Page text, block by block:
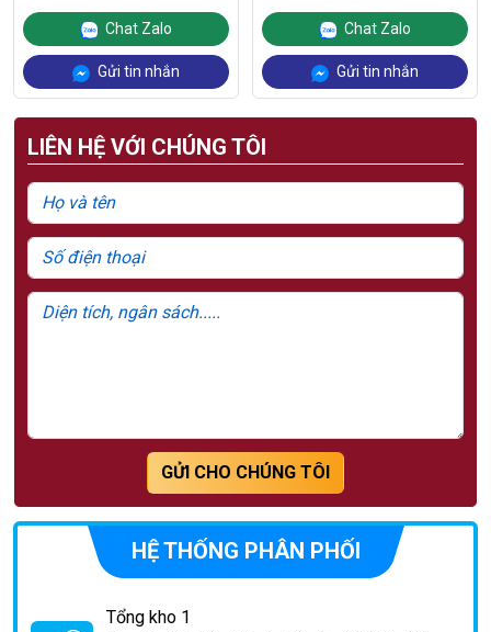
Chat Zalo
Gửi tin nhắn
Chat Zalo
Gửi tin nhắn
LIÊN HỆ VỚI CHÚNG TÔI
GỬI CHO CHÚNG TÔI
HỆ THỐNG PHÂN PHỐI
Tổng kho 1